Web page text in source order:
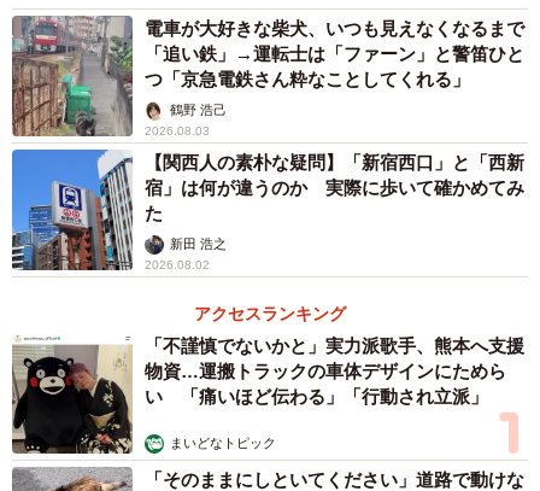
電車が大好きな柴犬、いつも見えなくなるまで
「追い鉄」→運転士は「ファーン」と警笛ひと
つ「京急電鉄さん粋なことしてくれる」
鶴野 浩己
2026.08.03
【関西人の素朴な疑問】「新宿西口」と「西新
宿」は何が違うのか 実際に歩いて確かめてみ
た
新田 浩之
2026.08.02
アクセスランキング
「不謹慎でないかと」実力派歌手、熊本へ支援
物資…運搬トラックの車体デザインにためら
い 「痛いほど伝わる」「行動され立派」
まいどなトピック
「そのままにしといてください」道路で動けな